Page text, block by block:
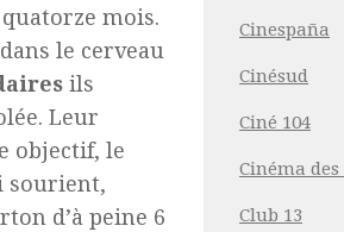
mois.
dans le cerveau
ils
Leur
objectif, le
sourient,
d’à peine 6
Cinespaña
Cinésud
Ciné 104
Cinéma des
Club 13